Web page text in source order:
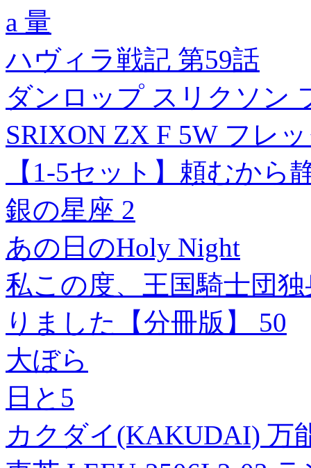
a 量
ハヴィラ戦記 第59話
ダンロップ スリクソン
SRIXON ZX F 5W フレ
【1-5セット】頼むか
銀の星座 2
あの日のHoly Night
私この度、王国騎士団
りました【分冊版】 50
大ぼら
日と5
カクダイ(KAKUDAI) 万